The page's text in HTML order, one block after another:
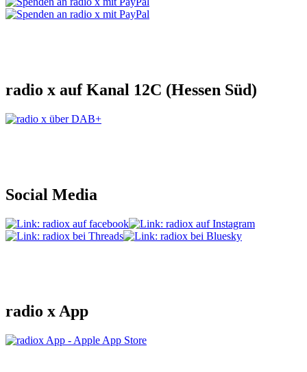
radio x auf Kanal 12C (Hessen Süd)
Social Media
radio x App